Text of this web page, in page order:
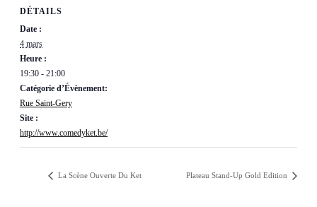
DÉTAILS
Date :
4 mars
Heure :
19:30 - 21:00
Catégorie d’Évènement:
Rue Saint-Gery
Site :
http://www.comedyket.be/
La Scène Ouverte Du Ket Plateau Stand-Up Gold Edition